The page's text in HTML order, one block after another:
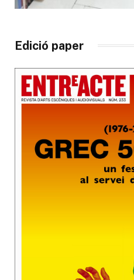
Edició paper